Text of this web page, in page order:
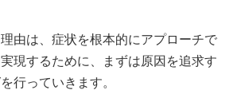
由は、症状を根本的にアプローチで
現するために、まずは原因を追求す
行っていきます。